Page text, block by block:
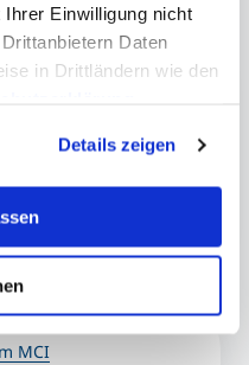
Einwilligung nicht
Daten
in Drittländern wie den
Datenübermittlung in die
Details zeigen
MCI